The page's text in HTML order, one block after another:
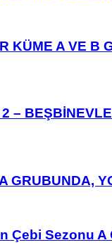
KÜME A VE B
–
GRUBUNDA,
Çebi Sezonu